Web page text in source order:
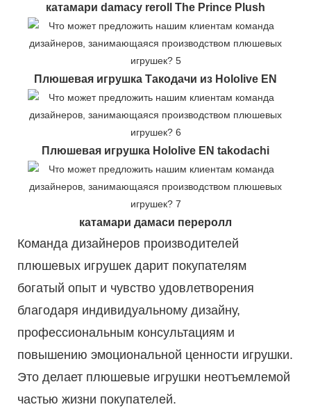
катамари damacy reroll The Prince Plush
Плюшевая игрушка Такодачи из Hololive EN
Плюшевая игрушка Hololive EN takodachi
катамари дамаси переролл
Команда дизайнеров производителей
плюшевых игрушек дарит покупателям
богатый опыт и чувство удовлетворения
благодаря индивидуальному дизайну,
профессиональным консультациям и
повышению эмоциональной ценности игрушки.
Это делает плюшевые игрушки неотъемлемой
частью жизни покупателей.